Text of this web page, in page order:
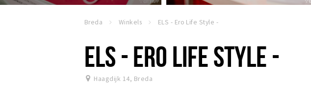
Breda Winkels ELS - Ero Life Style -
ELS - ERO LIFE STYLE -
Haagdijk 14, Breda